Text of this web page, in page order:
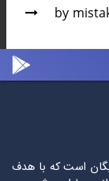
by
است که با هدف